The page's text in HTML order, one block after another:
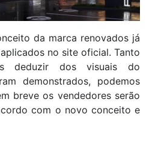
da marca renovados já
no site oficial. Tanto
deduzir dos visuais do
demonstrados, podemos
breve os vendedores serão
com o novo conceito e